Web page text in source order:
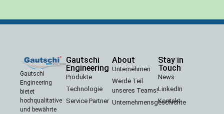
Gautschi
Engineering
bietet
hochqualitative
und bewährte
Gautschi
Engineering
Produkte
Technologie
Service Partner
About
Unternehmen
Werde Teil
unseres Teams!
Unternehmensgeschichte
Stay in
Touch
News
LinkedIn
Kontakt